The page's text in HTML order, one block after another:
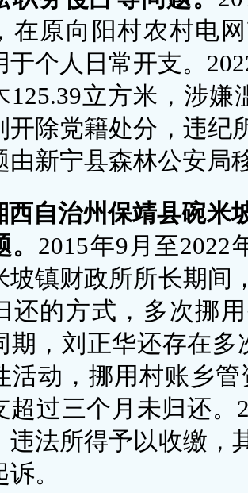
在原向阳村农村电
于个人日常开支。
125.39立方米，涉嫌
开除党籍处分，违纪
由新宁县森林公安局
西自治州保靖县碗米
2015年9月至
坡镇财政所所长期间
还的方式，多次挪
期，刘正华还存在
活动，挪用村账乡
超过三个月未归还
违法所得予以收缴，
。